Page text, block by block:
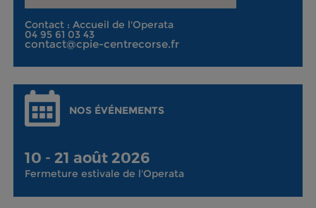
Contact : Accueil de l'Operata
04 95 61 03 43
contact@cpie-centrecorse.fr
NOS ÉVÉNEMENTS
10 - 21 août 2026
Fermeture estivale de l'Operata